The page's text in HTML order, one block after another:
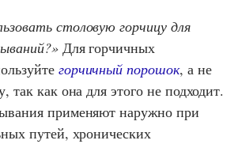
столовую горчицу для
Для горчичных
горчичный порошок, а не
так как она для этого не подходит.
применяют наружно при
путей, хронических